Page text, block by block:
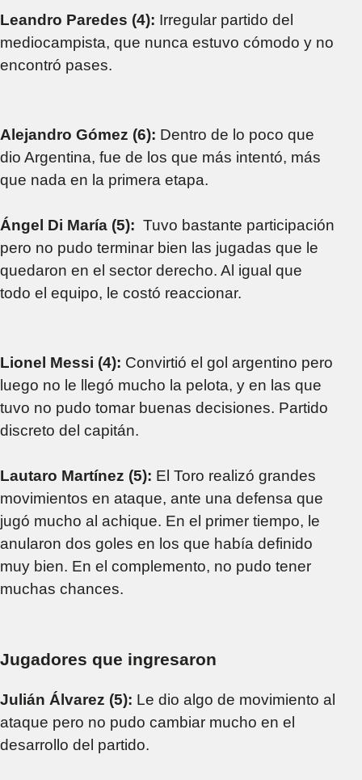
Leandro Paredes (4): Irregular partido del
mediocampista, que nunca estuvo cómodo y no
encontró pases.
Alejandro Gómez (6): Dentro de lo poco que
dio Argentina, fue de los que más intentó, más
que nada en la primera etapa.
Ángel Di María (5): Tuvo bastante participación
pero no pudo terminar bien las jugadas que le
quedaron en el sector derecho. Al igual que
todo el equipo, le costó reaccionar.
Lionel Messi (4): Convirtió el gol argentino pero
luego no le llegó mucho la pelota, y en las que
tuvo no pudo tomar buenas decisiones. Partido
discreto del capitán.
Lautaro Martínez (5): El Toro realizó grandes
movimientos en ataque, ante una defensa que
jugó mucho al achique. En el primer tiempo, le
anularon dos goles en los que había definido
muy bien. En el complemento, no pudo tener
muchas chances.
Jugadores que ingresaron
Julián Álvarez (5): Le dio algo de movimiento al
ataque pero no pudo cambiar mucho en el
desarrollo del partido.